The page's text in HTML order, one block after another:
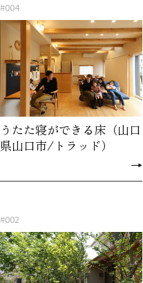
#004
うたた寝ができる床（山口
県山口市/トラッド）
→
#002